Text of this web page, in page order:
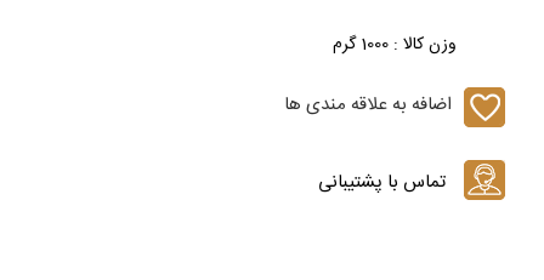
وزن کالا : 1000 گرم
اضافه به علاقه مندی ها